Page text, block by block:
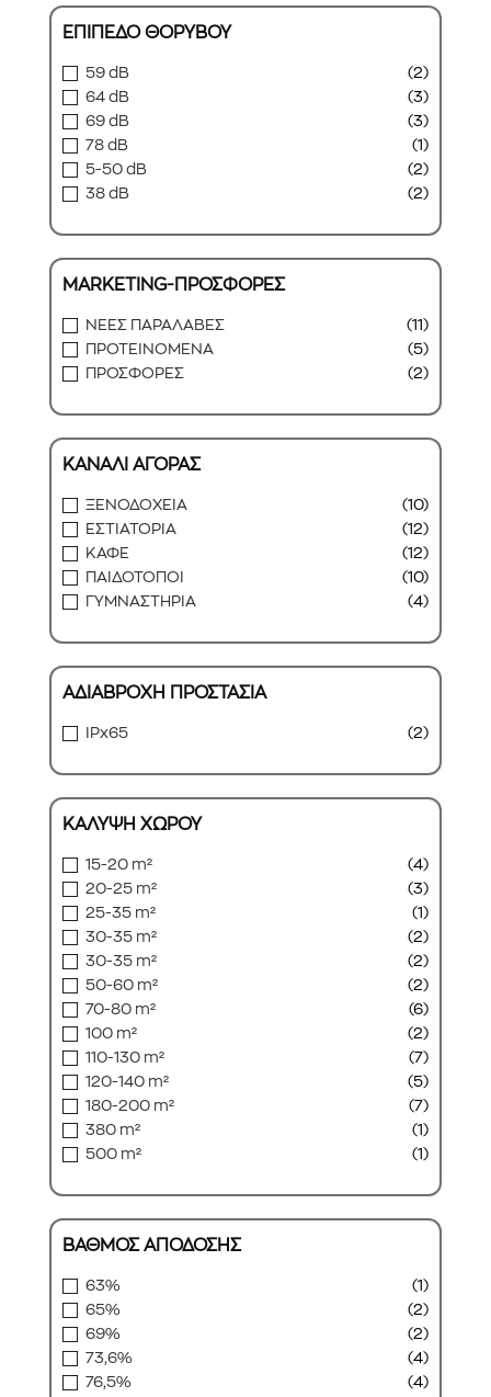
ΕΠΙΠΕΔΟ ΘΟΡΥΒΟΥ
59 dB
(2)
64 dB
(3)
69 dB
(3)
78 dB
(1)
5-50 dB
(2)
38 dB
(2)
MARKETING-ΠΡΟΣΦΟΡΕΣ
ΝΕΕΣ ΠΑΡΑΛΑΒΕΣ
(11)
ΠΡΟΤΕΙΝΟΜΕΝΑ
(5)
ΠΡΟΣΦΟΡΕΣ
(2)
ΚΑΝΑΛΙ ΑΓΟΡΑΣ
ΞΕΝΟΔΟΧΕΙΑ
(10)
ΕΣΤΙΑΤΟΡΙΑ
(12)
ΚΑΦE
(12)
ΠΑΙΔΟΤΟΠΟΙ
(10)
ΓΥΜΝΑΣΤΗΡΙΑ
(4)
ΑΔΙΑΒΡΟΧΗ ΠΡΟΣΤΑΣΙΑ
IPx65 (2)
ΚΑΛΥΨΗ ΧΩΡΟΥ
15-20 m²
(4)
20-25 m²
(3)
25-35 m²
(1)
30-35 m²
(2)
30-35 m²
(2)
50-60 m²
(2)
70-80 m²
(6)
100 m²
(2)
110-130 m²
(7)
120-140 m²
(5)
180-200 m²
(7)
380 m²
(1)
500 m²
(1)
ΒΑΘΜΟΣ ΑΠΟΔΟΣΗΣ
63%
(1)
65%
(2)
69%
(2)
73,6%
(4)
76,5%
(4)